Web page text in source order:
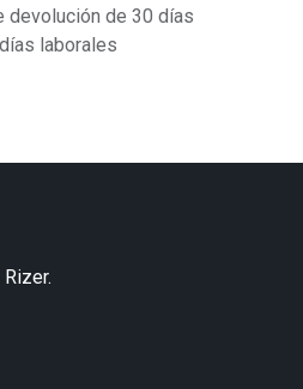
devolución de 30 días
laborales